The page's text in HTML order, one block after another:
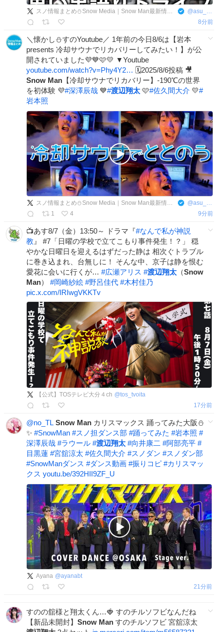
スノ情報まとめ⛄Snow Media｜Snow Man最新情報をお届け！asuMedia @asu_media
8分前
＼懐かし⛄️すのYoutube／ 1年前の今日8/6は【岩本
presents 冷却サウナでリカバリーしてみたい！】が公
開されていました💜💙🩷💛 ▼Youtube
youtube.com/watch?v=Phy4Y2… 🗓️2025/8/6投稿 🎥
Snow Man 【冷却サウナでリカバリー】-190℃の世界
を初体験 💜#深澤辰哉 💙#渡辺翔太 🩷#佐久間大介 💛#
岩本照
スノ情報まとめ⛄Snow Media｜Snow Man最新情報をお届け！asuMedia @asu_media
1
4 9分前
📺あす8/7（金）13:50～ ドラマ『#なんで私が神説
教 』 #7「日曜の学校で立てこもり事件発生！？」 穏
やかな日曜日を迎えるはずだった静は 相次ぐトラブル
に巻き込まれ、台無しに！ そんな中、京子は静を恨む
愛花に会いに行くが… #広瀬アリス #渡辺翔太 （Snow
Man） #岡崎紗絵 #野呂佳代 #木村佳乃
pic.x.com/IRIwgVKKTv
【公式】TOSテレビ大分４ch @tos_tvoita
17分前
@no_TL Snow Man カリスマックス 踊ってみた大阪⛄️
✨ #SnowMan #スノ担ダンス部 #踊ってみた #岩本照 #
深澤辰哉 #ラウール #渡辺翔太 #向井康二 #阿部亮平 #
目黒蓮 #宮舘涼太 #佐久間大介 #スノダン #スノダン部
#SnowManダンス #ダンス動画 #振りコピ #カリスマッ
クス youtu.be/392HII9ZF_U
Ayana @ayanabt
21分前
すのの舘様と翔太くん…🍓 すのチルソフビなんだね
【新品未開封】 Snow Man すのチルソフビ 宮舘涼太